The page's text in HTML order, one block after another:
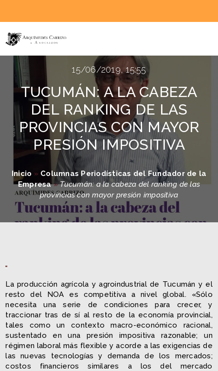
15/06/2019, 15:55
TUCUMÁN: A LA CABEZA
DEL RANKING DE LAS
PROVINCIAS CON MAYOR
PRESIÓN IMPOSITIVA
Inicio » Columnas Periodísticas del Fundador de la
Empresa»Tucumán: a la cabeza del ranking de las
provincias con mayor presión impositiva
La producción agrícola y agroindustrial de Tucumán y el
resto del NOA es competitiva a nivel global. «Sólo
necesita una serie de condiciones para crecer, y
traccionar tras de sí al resto de la economía provincial,
tales como un contexto macro-económico racional,
sustentado en una presión impositiva razonable; un
régimen laboral más flexible y acorde a las exigencias de
las nuevas tecnologías y demanda de los mercados;
costos financieros similares a los del mercado